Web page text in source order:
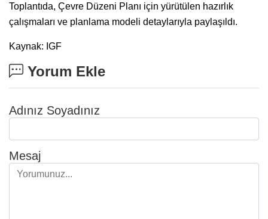
Toplantıda, Çevre Düzeni Planı için yürütülen hazırlık
çalışmaları ve planlama modeli detaylarıyla paylaşıldı.
Kaynak: IGF
Yorum Ekle
Adınız Soyadınız
Mesaj